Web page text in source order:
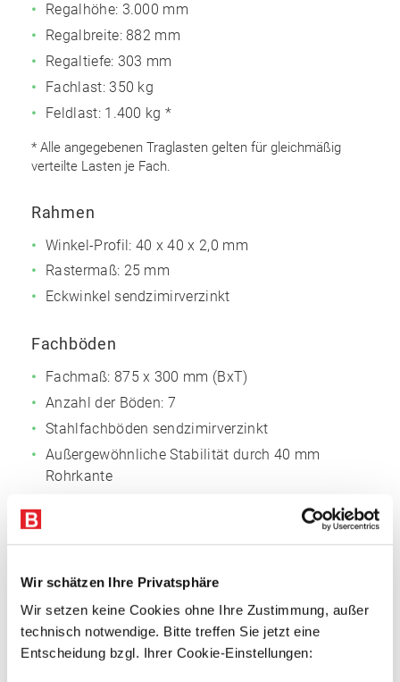
Wir schätzen Ihre Privatsphäre
Wir setzen keine Cookies ohne Ihre Zustimmung, außer
technisch notwendige. Bitte treffen Sie jetzt eine
Entscheidung bzgl. Ihrer Cookie-Einstellungen:
Regalhöhe: 3.000 mm
Regalbreite: 882 mm
Regaltiefe: 303 mm
Fachlast: 350 kg
Feldlast: 1.400 kg *
* Alle angegebenen Traglasten gelten für gleichmäßig
verteilte Lasten je Fach.
Rahmen
Winkel-Profil: 40 x 40 x 2,0 mm
Rastermaß: 25 mm
Eckwinkel sendzimirverzinkt
Fachböden
Fachmaß: 875 x 300 mm (BxT)
Anzahl der Böden: 7
Stahlfachböden sendzimirverzinkt
Außergewöhnliche Stabilität durch 40 mm
Rohrkante
Vorteile
Schraubsystem mit breiter Funktionalität
Große Variabilität
Einfache Montage